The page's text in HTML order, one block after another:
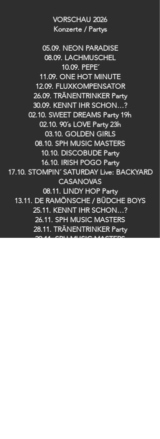
VORSCHAU 2026
Konzerte / Partys​
05.09. NEON PARADISE
08.09. LACHMUSCHEL
10.09. PEPE´
11.09. ONE HOT MINUTE
12.09. FLUXKOMPENSATOR
26.09. TRÄNENTRINKER Party
30.09. KENNT IHR SCHON…?
02.10. SWEET DREAMS Party 19h
02.10. 90´s LOVE Party 23h
03.10. GOLDEN GIRLS
08.10. SPH MUSIC MASTERS
10.10. DISCOBUDE Party
16.10. IRISH POGO Party
17.10. STOMPIN´ SATURDAY Live: BACKYARD
CASANOVAS
08.11. LINDY HOP Party
13.11. DE RAMÖNSCHE / BÜDCHE BOYS
25.11. KENNT IHR SCHON…?
26.11. SPH MUSIC MASTERS
28.11. TRÄNENTRINKER Party
29.11. SPH MUSIC MASTERS